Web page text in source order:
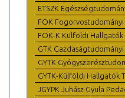
ETSZK
FOK Fogorvostudományi
FOK-K Külföldi Hallgatók
GTK
GYTK
GYTK-Külföldi Hallgatók
JGYPK Juhász Gyula